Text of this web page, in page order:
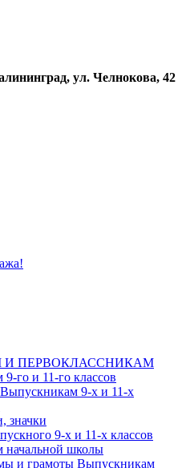
ул. Челнокова, 42
ПЕРВОКЛАССНИКАМ
го и 11-го классов
9-х и 11-х
значки
9-х и 11-х классов
начальной школы
и грамоты Выпускникам